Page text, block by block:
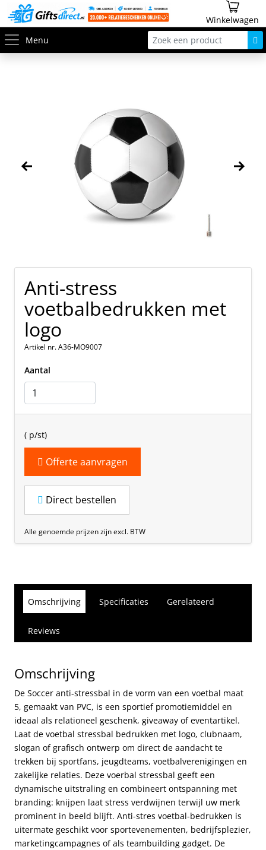
Winkelwagen
Menu
Anti-stress
voetbalbedrukken met
logo
Artikel nr. A36-MO9007
Aantal
( p/st)
Offerte aanvragen
Direct bestellen
Alle genoemde prijzen zijn excl. BTW
Omschrijving Specificaties Gerelateerd
Reviews
Omschrijving
De Soccer anti-stressbal in de vorm van een voetbal maat
5, gemaakt van PVC, is een sportief promotiemiddel en
ideaal als relationeel geschenk, giveaway of eventartikel.
Laat de voetbal stressbal bedrukken met logo, clubnaam,
slogan of grafisch ontwerp om direct de aandacht te
trekken bij sportfans, jeugdteams, voetbalverenigingen en
zakelijke relaties. Deze voerbal stressbal geeft een
dynamische uitstraling en combineert ontspanning met
branding: knijpen laat stress verdwijnen terwijl uw merk
prominent in beeld blijft. Anti-stres voetbal-bedrukken is
uitermate geschikt voor sportevenementen, bedrijfsplezier,
marketingcampagnes of als teambuilding gadget. De